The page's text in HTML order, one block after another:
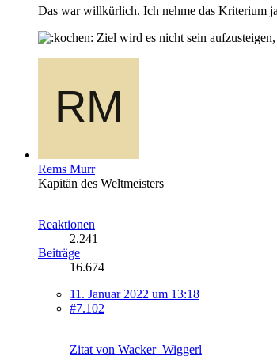
Das war willkürlich. Ich nehme das Kriterium
Ziel wird es nicht sein
Rems Murr
Kapitän des Weltmeisters
Reaktionen
2.241
Beiträge
16.674
11. Januar 2022 um 13:18
#7.102
Zitat von Wacker_Wiggerl